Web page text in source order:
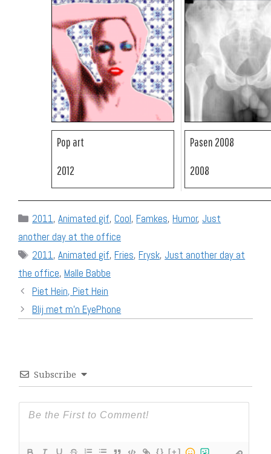
Pop art
2012
Pasen 2008
2008
Categories
2011,Animated gif, Cool, Famkes, Humor, Just
another day at the office
Tags
2011,Animated gif, Fries, Frysk, Just another day at
the office, Malle Babbe
Piet Hein, Piet Hein
Blij met m'n EyePhone
Subscribe
{} [+]